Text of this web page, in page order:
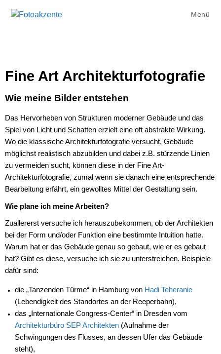
Menü
Fine Art Architekturfotografie
Wie meine Bilder entstehen
Das Hervorheben von Strukturen moderner Gebäude und das
Spiel von Licht und Schatten erzielt eine oft abstrakte Wirkung.
Wo die klassische Architekturfotografie versucht, Gebäude
möglichst realistisch abzubilden und dabei z.B. stürzende Linien
zu vermeiden sucht, können diese in der Fine Art-
Architekturfotografie, zumal wenn sie danach eine entsprechende
Bearbeitung erfährt, ein gewolltes Mittel der Gestaltung sein.
Wie plane ich meine Arbeiten?
Zuallererst versuche ich herauszubekommen, ob der Architekten
bei der Form und/oder Funktion eine bestimmte Intuition hatte.
Warum hat er das Gebäude genau so gebaut, wie er es gebaut
hat? Gibt es diese, versuche ich sie zu unterstreichen. Beispiele
dafür sind:
die „Tanzenden Türme“ in Hamburg von Hadi Teheranie
(Lebendigkeit des Standortes an der Reeperbahn),
das „Internationale Congress-Center“ in Dresden vom
Architekturbüro SEP Architekten (Aufnahme der
Schwingungen des Flusses, an dessen Ufer das Gebäude
steht),